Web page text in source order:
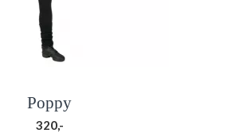
Poppy
320,-